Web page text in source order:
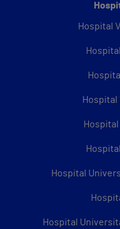
Hospital
Hospital
Hospital
Hospital